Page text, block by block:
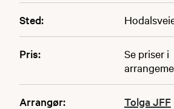
Sted:
Pris:
Se priser i
Arrangør: Tolga JFF